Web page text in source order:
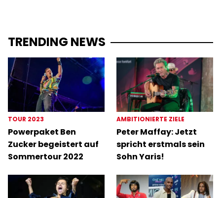
TRENDING NEWS
TOUR 2023
Powerpaket Ben
Zucker begeistert auf
Sommertour 2022
AMBITIONIERTE ZIELE
Peter Maffay: Jetzt
spricht erstmals sein
Sohn Yaris!